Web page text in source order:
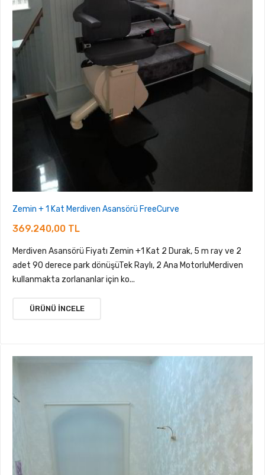
Zemin + 1 Kat Merdiven Asansörü FreeCurve
369.240,00 TL
Merdiven Asansörü Fiyatı Zemin +1 Kat 2 Durak, 5 m ray ve 2
adet 90 derece park dönüşüTek Raylı, 2 Ana MotorluMerdiven
kullanmakta zorlananlar için ko...
ÜRÜNÜ İNCELE